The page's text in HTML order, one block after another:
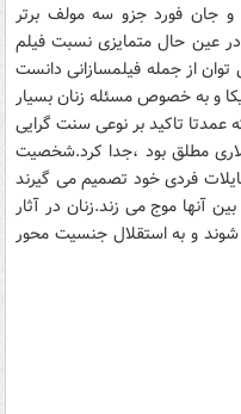
و جان فورد جزو سه مولف برتر
و در عین حال متمایزی نسبت فیلم
از جمله فیلمسازانی دانست
و به خصوص مسئله زنان بسیار
عمدتا تاکید بر نوعی سنت گرایی
مطلق بود ،جدا کرد.شخصیت
فردی خود تصمیم می گیرند
آنها موج می زند.زنان در آثار
و به استقلال جنسیت محور